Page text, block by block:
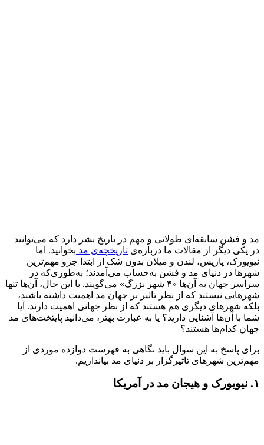
مد و فشن سابقه‌ای طولانی و مهم در تاریخ بشر دارد که می‌توانید
در یکی دیگر از مقالات ما درباره‌ی تاریخچه‌ی مد بخوانید. اما
نیویورک، پاریس، لندن و میلان بدون شک از ابتدا جزو مهم‌ترین
شهرها در دنیای مد و فشن به‌حساب می‌آمدند؛ به‌طوری‌که در
سراسر جهان به آن‌ها «۴ شهر بزرگ» می‌گویند. با این ‌حال، آن‌ها تنها
شهرهایی نیستند که از نظر تاثیر بر جهان مد اهمیت داشته باشند،
بلکه شهرهای دیگری هم هستند که از نظر جهانی اهمیت دارند. آیا
شما با آن‌ها آشنایی دارید؟ یا به عبارت بهتر، می‌دانید پایتخت‌های مد
جهان کدام‌ها هستند؟
برای پاسخ به این سوال باید نگاهی به فهرست دوازده موردی از
مهم‌ترین شهرهای تاثیرگزار بر دنیای مد بیاندازیم.
۱. نیویورک و هیجان مد در آمریکا